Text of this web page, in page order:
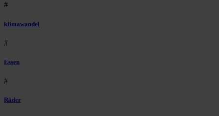
#
klimawandel
#
Essen
#
Räder